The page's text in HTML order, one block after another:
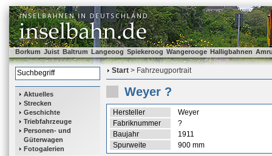
Borkum Juist Baltrum Langeoog Spiekeroog Wangerooge Halligbahnen
Aktuelles
Strecken
Geschichte
Triebfahrzeuge
Personen- und
Güterwagen
Fotogalerien
Start > Fahrzeugportrait
Weyer ?
Hersteller
Weyer
Fabriknummer
?
Baujahr
1911
Spurweite
900 mm